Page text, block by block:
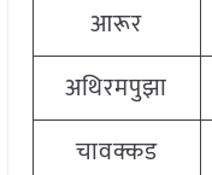
आरूर
अथिरमपुझा
चावक्कड